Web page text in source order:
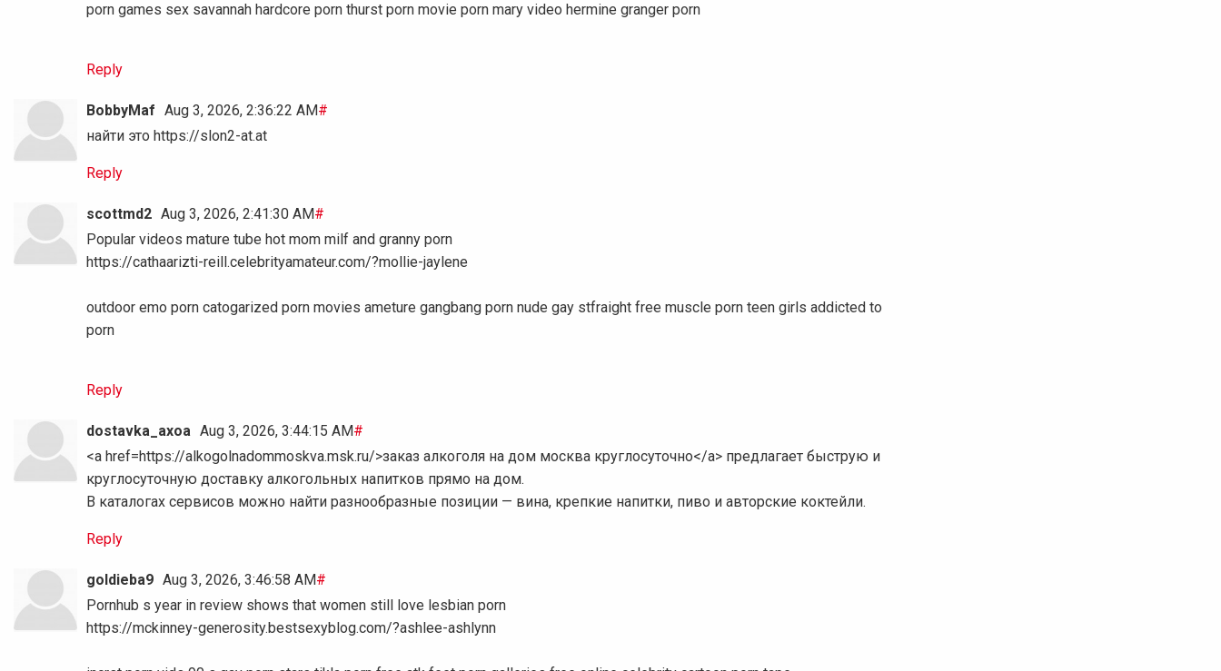
porn games sex savannah hardcore porn thurst porn movie porn mary video hermine granger porn
Reply
BobbyMaf Aug 3, 2026, 2:36:22 AM#
найти это https://slon2-at.at
Reply
scottmd2 Aug 3, 2026, 2:41:30 AM#
Popular videos mature tube hot mom milf and granny porn
https://cathaarizti-reill.celebrityamateur.com/?mollie-jaylene
outdoor emo porn catogarized porn movies ameture gangbang porn nude gay stfraight free muscle porn teen girls addicted to
porn
Reply
dostavka_axoa Aug 3, 2026, 3:44:15 AM#
<a href=https://alkogolnadommoskva.msk.ru/>заказ алкоголя на дом москва круглосуточно</a> предлагает быструю и
круглосуточную доставку алкогольных напитков прямо на дом.
В каталогах сервисов можно найти разнообразные позиции — вина, крепкие напитки, пиво и авторские коктейли.
Reply
goldieba9 Aug 3, 2026, 3:46:58 AM#
Pornhub s year in review shows that women still love lesbian porn
https://mckinney-generosity.bestsexyblog.com/?ashlee-ashlynn